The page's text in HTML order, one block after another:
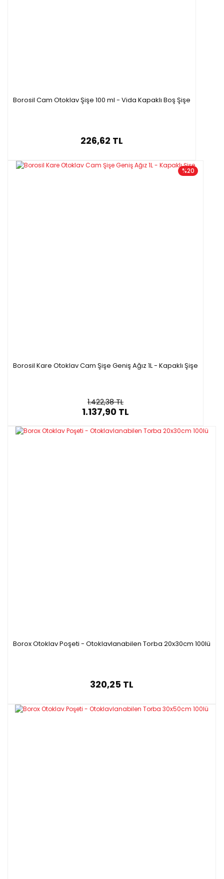
Borosil Cam Otoklav Şişe 100 ml - Vida Kapaklı Boş Şişe
226,62 TL
%20
Borosil Kare Otoklav Cam Şişe Geniş Ağız 1L - Kapaklı Şişe
1.422,38 TL
1.137,90 TL
Borox Otoklav Poşeti - Otoklavlanabilen Torba 20x30cm 100lü
320,25 TL